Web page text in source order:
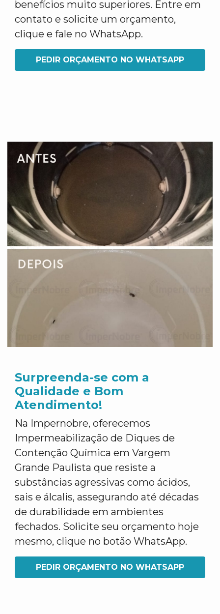
benefícios muito superiores. Entre em
contato e solicite um orçamento,
clique e fale no WhatsApp.
PEDIR ORÇAMENTO NO WHATSAPP
Surpreenda-se com a
Qualidade e Bom
Atendimento!
Na Impernobre, oferecemos
Impermeabilização de Diques de
Contenção Química em Vargem
Grande Paulista que resiste a
substâncias agressivas como ácidos,
sais e álcalis, assegurando até décadas
de durabilidade em ambientes
fechados. Solicite seu orçamento hoje
mesmo, clique no botão WhatsApp.
PEDIR ORÇAMENTO NO WHATSAPP